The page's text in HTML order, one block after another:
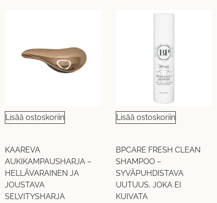
Lisää ostoskoriin
KAAREVA
AUKIKAMPAUSHARJA –
HELLÄVARAINEN JA
JOUSTAVA
SELVITYSHARJA
Lisää ostoskoriin
BPCARE FRESH CLEAN
SHAMPOO –
SYVÄPUHDISTAVA
UUTUUS, JOKA EI
KUIVATA